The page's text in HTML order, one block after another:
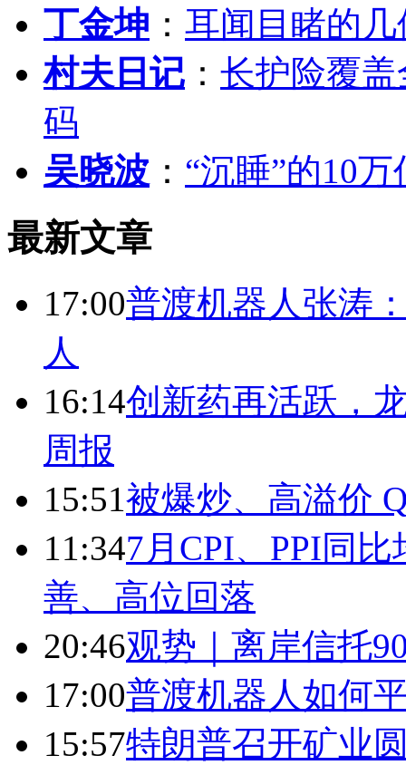
丁金坤 ： 耳闻目睹的
村夫日记 ： 长护险覆
码
吴晓波 ： “沉睡”的10
最新文章
17:00普渡机器人张涛
人
16:14创新药再活跃，
周报
15:51被爆炒、高溢价
11:347月CPI、PPI同
善、高位回落
20:46观势｜离岸信托
17:00普渡机器人如何
15:57特朗普召开矿业